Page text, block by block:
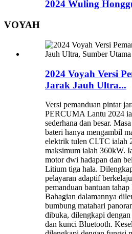
2024 Wuling
VOYAH
2024 Voyah Versi
Jarak Jauh Ultra...
Versi pemanduan pintar
PERCUMA Lantu 2024
sederhana dan besar.
bateri hanya mengambil
elektrik tulen CLTC ialah
maksimum ialah 360kW.
motor dwi hadapan dan
Litium tiga hala.
pelayaran adaptif
pemanduan bantuan tahap
Bahagian dalamannya
bumbung matahari
dibuka, dilengkapi
dan kunci Bluetooth.